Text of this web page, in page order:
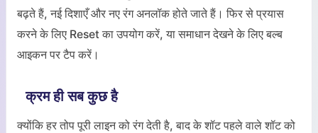
बढ़ते हैं, नई दिशाएँ और नए रंग अनलॉक होते जाते हैं। फिर से प्रयास
करने के लिए Reset का उपयोग करें, या समाधान देखने के लिए बल्ब
आइकन पर टैप करें।
क्रम ही सब कुछ है
क्योंकि हर तोप पूरी लाइन को रंग देती है, बाद के शॉट पहले वाले शॉट को